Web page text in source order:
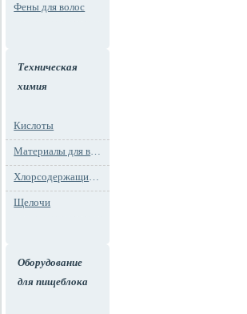
Фены для волос
Техническая
химия
Кислоты
Материалы для водоподготовки
Хлорсодержащие препараты
Щелочи
Оборудование
для пищеблока